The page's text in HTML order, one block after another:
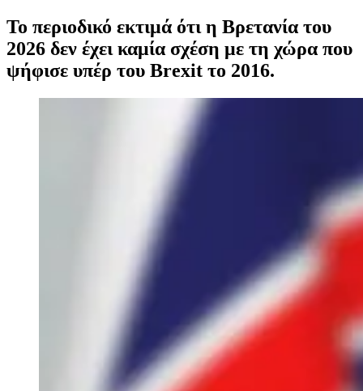
Το περιοδικό εκτιμά ότι η Βρετανία του
2026 δεν έχει καμία σχέση με τη χώρα που
ψήφισε υπέρ του Brexit το 2016.